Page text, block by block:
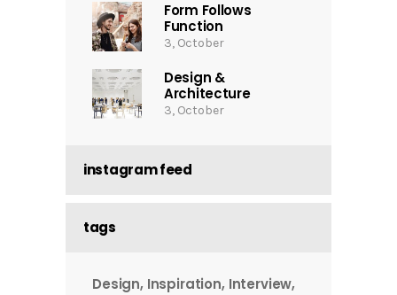
Form Follows
Function
3, October
Design &
Architecture
3, October
instagram feed
tags
Design Inspiration Interview